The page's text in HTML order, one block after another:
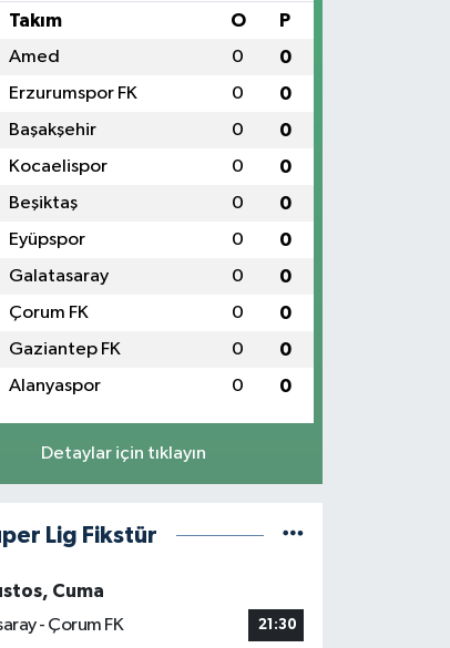
Takım O P
Amed 0 0
Erzurumspor FK 0 0
Başakşehir 0 0
Kocaelispor 0 0
Beşiktaş 0 0
Eyüpspor 0 0
Galatasaray 0 0
Çorum FK 0 0
Gaziantep FK 0 0
Alanyaspor 0 0
Detaylar için tıklayın
Lig Fikstür
Cuma
- Çorum FK
21:30